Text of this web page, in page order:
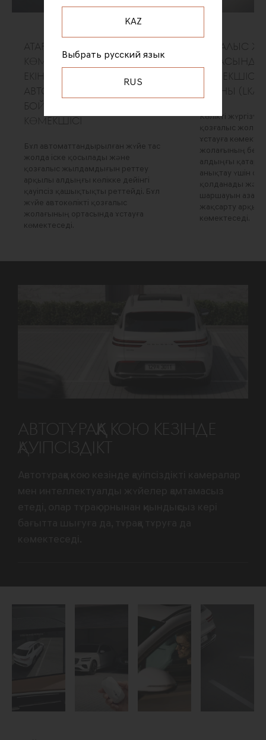
ҚАТАР АУЫСТЫРУ КЕЗІНДЕ
КӨМЕК ФУНКЦИЯСЫ БАР
ЕКІНШІ БУЫННЫҢ
АВТОМАГИСТРАЛЬ
БОЙЫНША ЖҮРГІЗУ
КӨМЕКШІСІ
Бұл автоматтандырылған жүйе тас
жолда іске қосылады және
қозғалыс жылдамдығын реттеу
арқылы алдыңғы көлікке дейінгі
қауіпсіз қашықтықты реттейді. Бұл
жүйе автокөлікті қозғалыс
жолағының ортасында ұстауға
көмектеседі.
ҚОЗҒАЛЫС
ОРТАСЫНДА
БУЫНЫ (LKA)
Көлікті жүргізу
қозғалыс
ұстауға
жолағының
алдыңғы
анықтау үшін
қолданады және
шаршауын азайту
жақсарту
көмектеседі.
АВТОТҰРАҚҚА КОЮ КЕЗІНДЕ
ҚАУІПСІЗДІКТ
KAZ
Выбрать русский язык
RUS